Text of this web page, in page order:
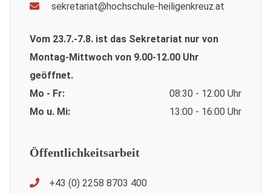
sekretariat@hochschule-heiligenkreuz.at
Vom 23.7.-7.8. ist das Sekretariat nur von
Montag-Mittwoch von 9.00-12.00 Uhr
geöffnet.
Mo - Fr:
08:30 - 12:00 Uhr
Mo u. Mi:
13:00 - 16:00 Uhr
Öffentlichkeitsarbeit
+43 (0) 2258 8703 400